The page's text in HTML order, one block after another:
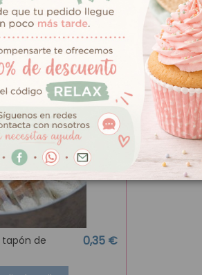
de
0,35 €